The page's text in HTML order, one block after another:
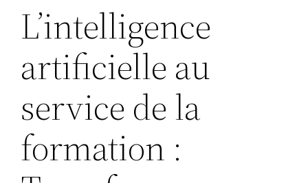
L’intelligence
artificielle au
service de la
formation :